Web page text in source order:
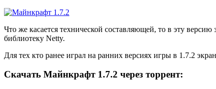
Что же касается технической составляющей, то в эту
библиотеку Netty.
Для тех кто ранее играл на ранних версиях игры в 1.7.2
Скачать Майнкрафт 1.7.2 через торрент: